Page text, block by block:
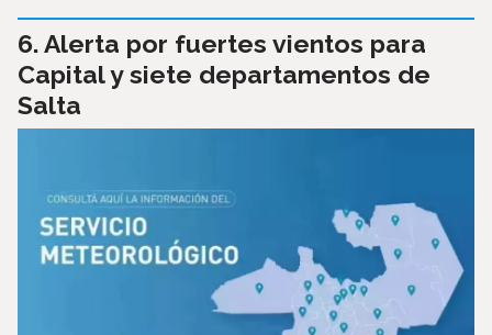
Alerta por fuertes vientos para
Capital y siete departamentos de
Salta